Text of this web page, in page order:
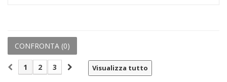
CONFRONTA (0)
Visualizza tutto
1 2 3